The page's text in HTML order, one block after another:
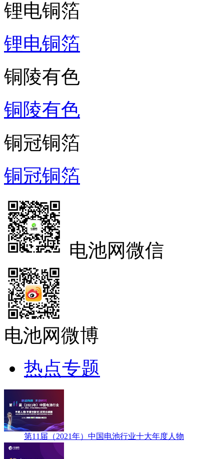
锂电铜箔
锂电铜箔
铜陵有色
铜陵有色
铜冠铜箔
铜冠铜箔
电池网微信
电池网微博
热点专题
第11届（2021年）中国电池行业十大年度人物